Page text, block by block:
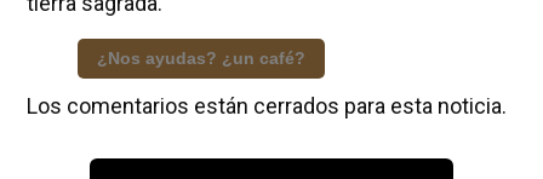
¿Nos ayudas? ¿un café?
Los comentarios están cerrados para esta noticia.